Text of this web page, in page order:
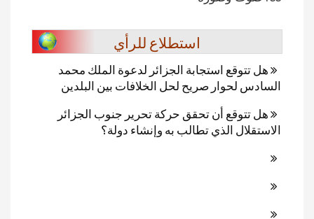
استطلاع للرأي
هل تتوقع استجابة الجزائر لدعوة الملك محمد
السادس لحوار صريح لحل الخلافات بين البلدين
هل تتوقع أن تحقق حركة تحرير جنوب الجزائر
الاستقلال الذي تطالب به وإنشاء دولة؟